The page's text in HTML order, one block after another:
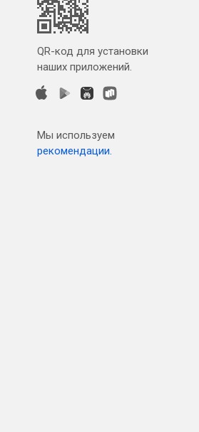
QR-код для установки
наших приложений.
Мы используем
рекомендации.